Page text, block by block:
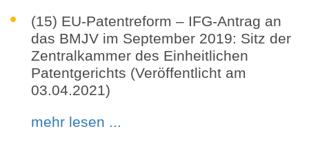
(15) EU-Patentreform – IFG-Antrag an
das BMJV im September 2019: Sitz der
Zentralkammer des Einheitlichen
Patentgerichts (Veröffentlicht am
03.04.2021)
mehr lesen ...